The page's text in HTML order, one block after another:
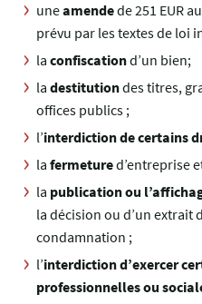
uneamendede 251 EUR
prévu par les textes de loi
la confiscationd’un bien;
la destitutiondes titres,
offices publics ;
l’interdiction de certains
la fermetured’entreprise
la publication ou
la décision ou d’un extrait
condamnation ;
l’interdiction d’exercer
professionnelles ou